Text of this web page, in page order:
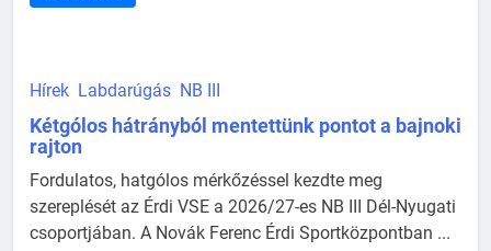
Hírek Labdarúgás NB III
Kétgólos hátrányból mentettünk pontot a bajnoki
rajton
Fordulatos, hatgólos mérkőzéssel kezdte meg
szereplését az Érdi VSE a 2026/27-es NB III Dél-Nyugati
csoportjában. A Novák Ferenc Érdi Sportközpontban ...